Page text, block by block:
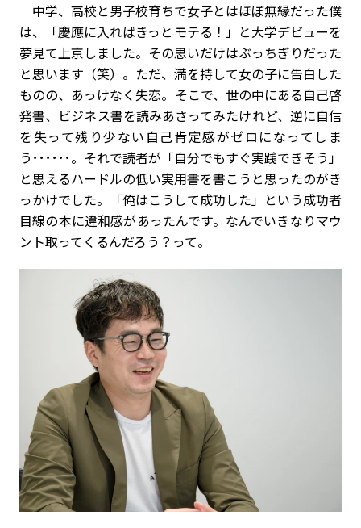
中学、高校と男子校育ちで女子とはほぼ無縁だった僕
は、「慶應に入ればきっとモテる！」と大学デビューを
夢見て上京しました。その思いだけはぶっちぎりだった
と思います（笑）。ただ、満を持して女の子に告白した
ものの、あっけなく失恋。そこで、世の中にある自己啓
発書、ビジネス書を読みあさってみたけれど、逆に自信
を失って残り少ない自己肯定感がゼロになってしま
う･･････。それで読者が「自分でもすぐ実践できそう」
と思えるハードルの低い実用書を書こうと思ったのがき
っかけでした。「俺はこうして成功した」という成功者
目線の本に違和感があったんです。なんでいきなりマウ
ント取ってくるんだろう？って。